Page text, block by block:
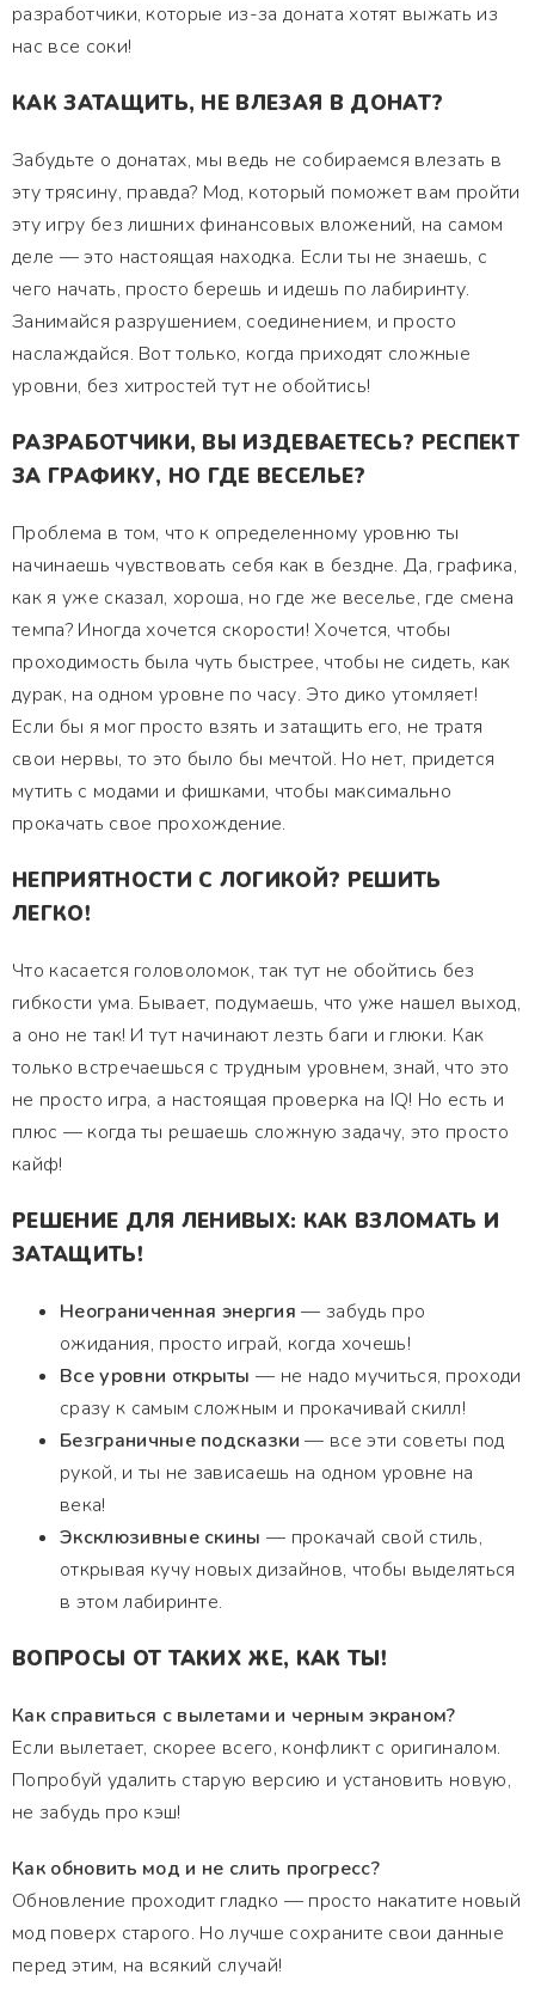
разработчики, которые из-за доната хотят выжать из
нас все соки!
КАК ЗАТАЩИТЬ, НЕ ВЛЕЗАЯ В ДОНАТ?
Забудьте о донатах, мы ведь не собираемся влезать в
эту трясину, правда? Мод, который поможет вам пройти
эту игру без лишних финансовых вложений, на самом
деле — это настоящая находка. Если ты не знаешь, с
чего начать, просто берешь и идешь по лабиринту.
Занимайся разрушением, соединением, и просто
наслаждайся. Вот только, когда приходят сложные
уровни, без хитростей тут не обойтись!
РАЗРАБОТЧИКИ, ВЫ ИЗДЕВАЕТЕСЬ? РЕСПЕКТ
ЗА ГРАФИКУ, НО ГДЕ ВЕСЕЛЬЕ?
Проблема в том, что к определенному уровню ты
начинаешь чувствовать себя как в бездне. Да, графика,
как я уже сказал, хороша, но где же веселье, где смена
темпа? Иногда хочется скорости! Хочется, чтобы
проходимость была чуть быстрее, чтобы не сидеть, как
дурак, на одном уровне по часу. Это дико утомляет!
Если бы я мог просто взять и затащить его, не тратя
свои нервы, то это было бы мечтой. Но нет, придется
мутить с модами и фишками, чтобы максимально
прокачать свое прохождение.
НЕПРИЯТНОСТИ С ЛОГИКОЙ? РЕШИТЬ
ЛЕГКО!
Что касается головоломок, так тут не обойтись без
гибкости ума. Бывает, подумаешь, что уже нашел выход,
а оно не так! И тут начинают лезть баги и глюки. Как
только встречаешься с трудным уровнем, знай, что это
не просто игра, а настоящая проверка на IQ! Но есть и
плюс — когда ты решаешь сложную задачу, это просто
кайф!
РЕШЕНИЕ ДЛЯ ЛЕНИВЫХ: КАК ВЗЛОМАТЬ И
ЗАТАЩИТЬ!
Неограниченная энергия — забудь про
ожидания, просто играй, когда хочешь!
Все уровни открыты — не надо мучиться, проходи
сразу к самым сложным и прокачивай скилл!
Безграничные подсказки — все эти советы под
рукой, и ты не зависаешь на одном уровне на
века!
Эксклюзивные скины — прокачай свой стиль,
открывая кучу новых дизайнов, чтобы выделяться
в этом лабиринте.
ВОПРОСЫ ОТ ТАКИХ ЖЕ, КАК ТЫ!
Как справиться с вылетами и черным экраном?
Если вылетает, скорее всего, конфликт с оригиналом.
Попробуй удалить старую версию и установить новую,
не забудь про кэш!
Как обновить мод и не слить прогресс?
Обновление проходит гладко — просто накатите новый
мод поверх старого. Но лучше сохраните свои данные
перед этим, на всякий случай!